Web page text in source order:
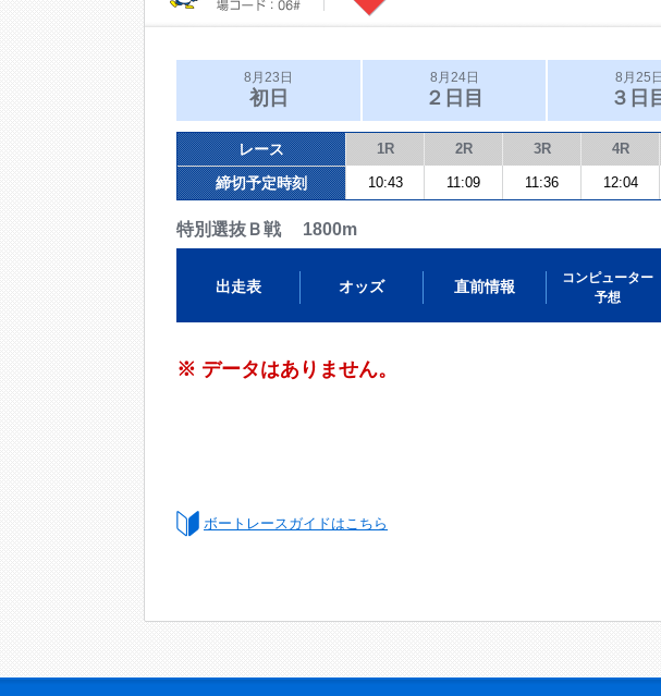
8月23日
初日
8月24日
２日目
8月25日
３日
レース 1R 2R 3R 4R
締切予定時刻 10:43 11:09 11:36 12:04
特別選抜Ｂ戦 1800m
出走表 オッズ 直前情報
コンピューター
予想
※ データはありません。
ボートレースガイドはこちら